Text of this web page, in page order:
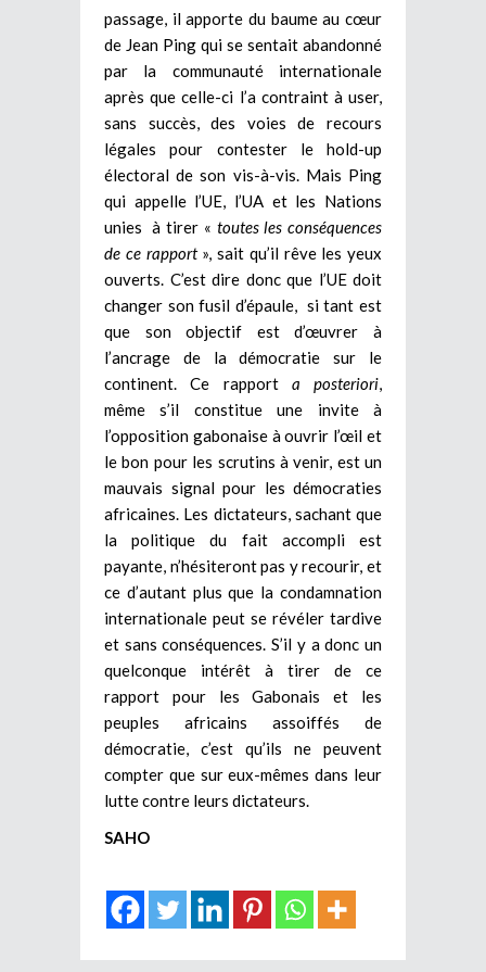
passage, il apporte du baume au cœur
de Jean Ping qui se sentait abandonné
par la communauté internationale
après que celle-ci l’a contraint à user,
sans succès, des voies de recours
légales pour contester le hold-up
électoral de son vis-à-vis. Mais Ping
qui appelle l’UE, l’UA et les Nations
unies à tirer « toutes les conséquences
de ce rapport», sait qu’il rêve les yeux
ouverts. C’est dire donc que l’UE doit
changer son fusil d’épaule, si tant est
que son objectif est d’œuvrer à
l’ancrage de la démocratie sur le
continent. Ce rapport a posteriori,
même s’il constitue une invite à
l’opposition gabonaise à ouvrir l’œil et
le bon pour les scrutins à venir, est un
mauvais signal pour les démocraties
africaines. Les dictateurs, sachant que
la politique du fait accompli est
payante, n’hésiteront pas y recourir, et
ce d’autant plus que la condamnation
internationale peut se révéler tardive
et sans conséquences. S’il y a donc un
quelconque intérêt à tirer de ce
rapport pour les Gabonais et les
peuples africains assoiffés de
démocratie, c’est qu’ils ne peuvent
compter que sur eux-mêmes dans leur
lutte contre leurs dictateurs.
SAHO